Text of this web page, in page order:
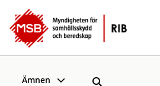
Ämnen